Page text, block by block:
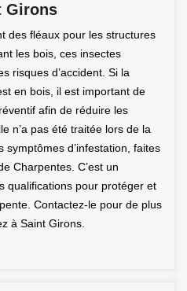
Girons
des fléaux pour les structures
les bois, ces insectes
risques d’accident. Si la
en bois, il est important de
afin de réduire les
n’a pas été traitée lors de la
symptômes d’infestation, faites
Charpentes. C’est un
qualifications pour protéger et
Contactez-le pour de plus
à Saint Girons.